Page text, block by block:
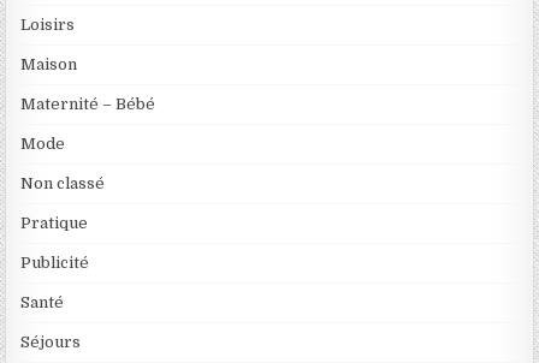
Loisirs
Maison
Maternité – Bébé
Mode
Non classé
Pratique
Publicité
Santé
Séjours